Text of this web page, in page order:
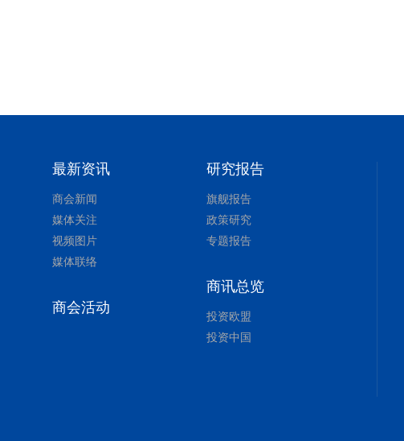
最新资讯
商会新闻
媒体关注
视频图片
媒体联络
商会活动
研究报告
旗舰报告
政策研究
专题报告
商讯总览
投资欧盟
投资中国